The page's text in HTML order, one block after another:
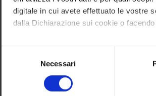
digitale in cui avete effettuato le vostre
dalla Dichiarazione sui cookie o
Con il tuo consenso, vorremmo anche:
raccogliere informazioni sulla
digitali).
Necessari
Il Dipartimento
accordi,
accordi di
Iniziative di
Il